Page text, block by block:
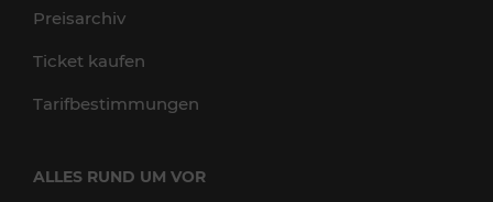
Preisarchiv
Ticket kaufen
Tarifbestimmungen
ALLES RUND UM VOR